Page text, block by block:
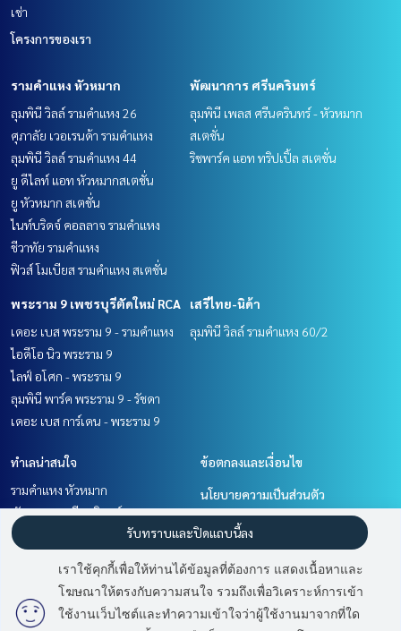
มี2คนกำลังดูประกาศนี้
เช่า
โครงการของเรา
รามคำแหง หัวหมาก
ลุมพินี วิลล์ รามคำแหง 26
ศุภาลัย เวอเรนด้า รามคำแหง
ลุมพินี วิลล์ รามคำแหง 44
ยู ดีไลท์ แอท หัวหมากสเตชั่น
ยู หัวหมาก สเตชั่น
ไนท์บริดจ์ คอลลาจ รามคำแหง
ชีวาทัย รามคำแหง
ฟิวส์ โมเบียส รามคำแหง สเตชั่น
พัฒนาการ ศรีนครินทร์
ลุมพินี เพลส ศรีนครินทร์ - หัวหมาก
สเตชั่น
ริชพาร์ค แอท ทริปเปิ้ล สเตชั่น
พระราม 9 เพชรบุรีตัดใหม่ RCA
เดอะ เบส พระราม 9 - รามคำแหง
ไอดีโอ นิว พระราม 9
ไลฟ์ อโศก - พระราม 9
ลุมพินี พาร์ค พระราม 9 - รัชดา
เดอะ เบส การ์เดน - พระราม 9
เสรีไทย-นิด้า
ลุมพินี วิลล์ รามคำแหง 60/2
ทำเลน่าสนใจ
รามคำแหง หัวหมาก
พัฒนาการ ศรีนครินทร์
พระราม 9 เพชรบุรีตัดใหม่ RCA
ข้อตกลงและเงื่อนไข
นโยบายความเป็นส่วนตัว
เกี่ยวกับเรา
วิธีการฝากขาย-เช่า
ติดต่อ
เราใช้คุกกี้เพื่อให้ท่านได้ข้อมูลที่ต้องการ แสดงเนื้อหาและ
โฆษณาให้ตรงกับความสนใจ รวมถึงเพื่อวิเคราะห์การเข้า
ใช้งานเว็บไซต์และทำความเข้าใจว่าผู้ใช้งานมาจากที่ใด
รับทราบและปิดแถบนี้ลง